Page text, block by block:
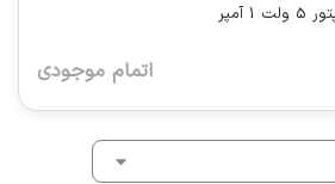
1 آمپر
اتمام موجودی